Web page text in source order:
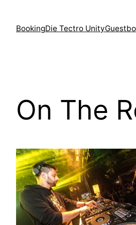
springen
BookingDie Tectro Unity
On The